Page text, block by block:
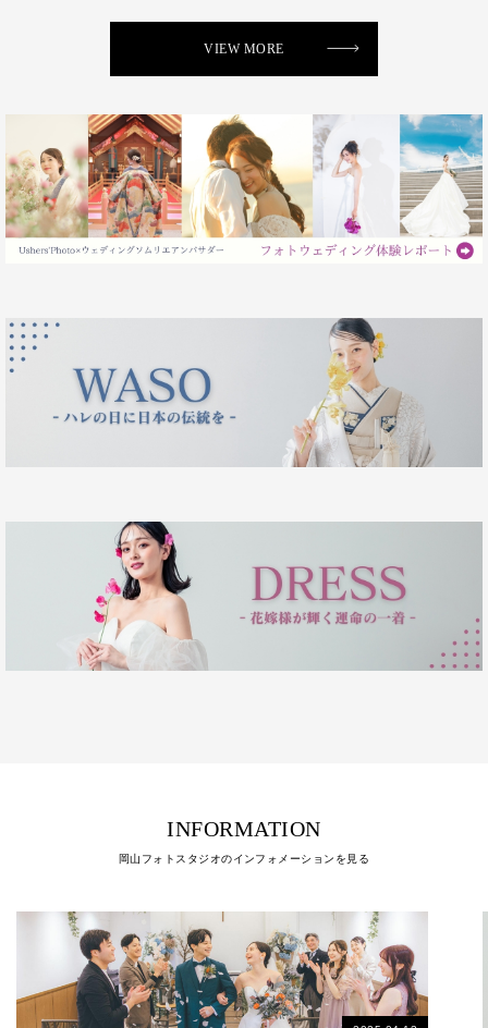
VIEW MORE
INFORMATION
岡山フォトスタジオのインフォメーションを見る